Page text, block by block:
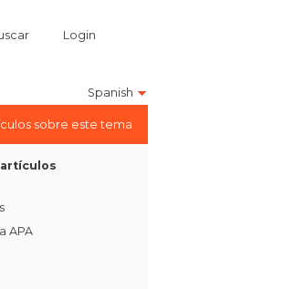
Login
Spanish
sobre este tema
APA